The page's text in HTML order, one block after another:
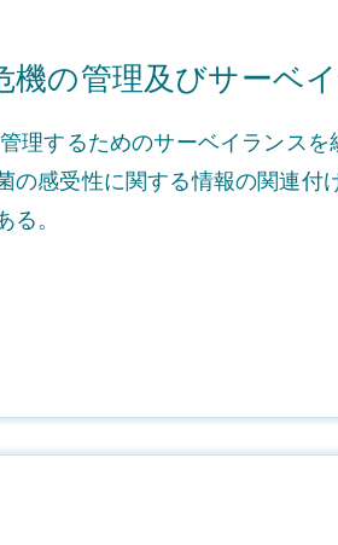
機の管理及びサーベ
理するためのサーベイランス
の感受性に関する情報の関連付
る。